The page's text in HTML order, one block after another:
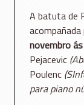
A batuta de
novembro
Pejacevic
Poulenc
para piano